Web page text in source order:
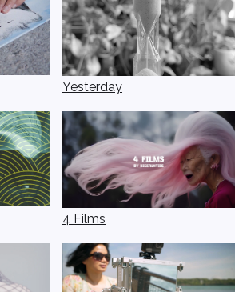
Yesterday
4 Films